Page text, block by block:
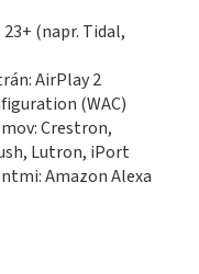
(napr. Tidal,
AirPlay 2
(WAC)
Crestron,
Lutron, iPort
Amazon Alexa